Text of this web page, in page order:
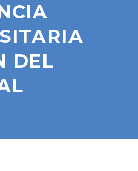
DEL